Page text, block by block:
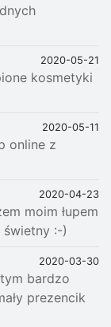
2020-05-21
kosmetyki
2020-05-11
online z
2020-04-23
moim łupem
świetny :-)
2020-03-30
bardzo
prezencik